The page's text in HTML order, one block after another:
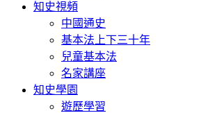
知史視頻
中國通史
基本法上下三十年
兒童基本法
名家講座
知史學園
遊歷學習